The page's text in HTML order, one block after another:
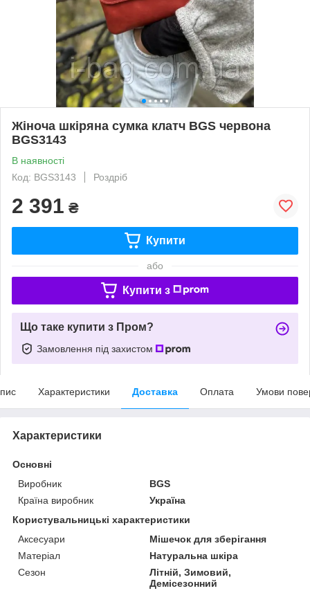
Жіноча шкіряна сумка клатч BGS червона
BGS3143
В наявності
Код: BGS3143
Роздріб
2 391 ₴
Купити
або
Купити з
Що таке купити з Пром?
Замовлення під захистом
Характеристики Доставка Оплата Умови
Характеристики
Основні
Виробник
BGS
Країна виробник
Україна
Користувальницькі характеристики
Аксесуари
Мішечок для зберігання
Матеріал
Натуральна шкіра
Сезон
Літній, Зимовий,
Демісезонний